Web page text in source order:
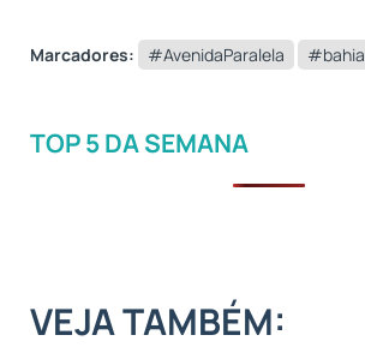
Marcadores: #AvenidaParalela #bahia
TOP 5 DA SEMANA
VEJA TAMBÉM: